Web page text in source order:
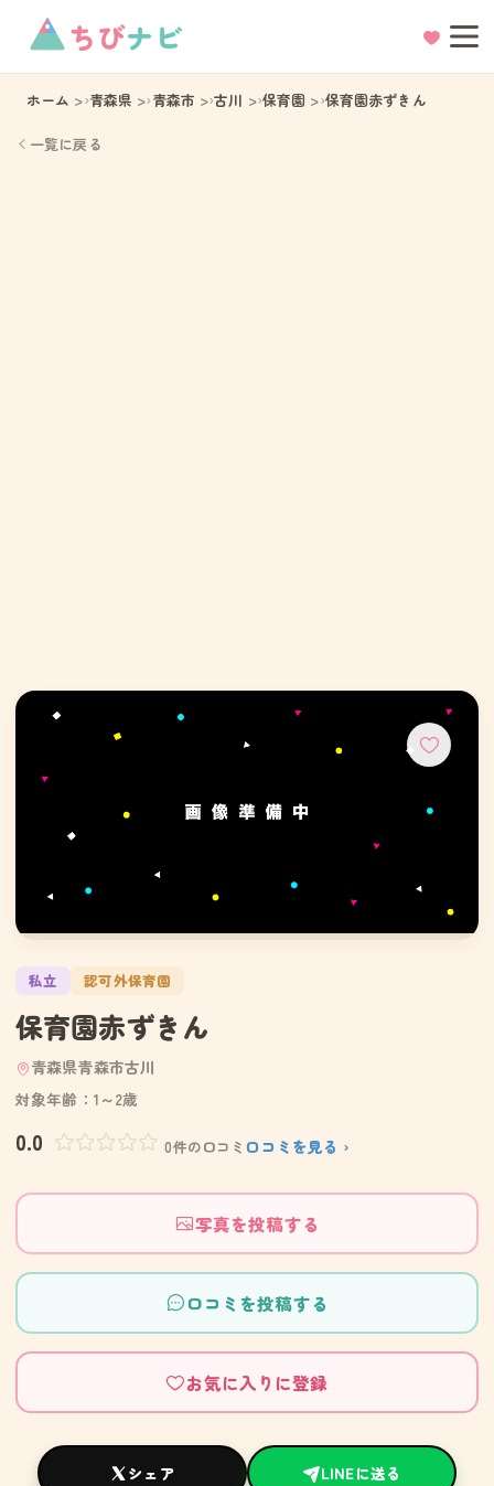
ちびナビ
ホーム 青森県 青森市 古川 保育園 保育園赤ずきん
一覧に戻る
私立 認可外保育園
保育園赤ずきん
青森県青森市古川
対象年齢：1～2歳
0.0 0件の口コミ 口コミを見る ›
写真を投稿する
口コミを投稿する
お気に入りに登録
シェア LINEに送る